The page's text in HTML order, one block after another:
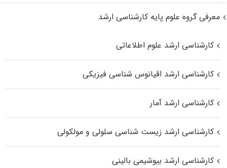
معرفی گروه علوم پایه کارشناسی ارشد
کارشناسی ارشد علوم اطلاعاتی
کارشناسی ارشد اقیانوس‌ شناسی فیزیکی
کارشناسی ارشد آمار
کارشناسی ارشد زیست شناسی سلولی و مولکولی
کارشناسی ارشد بیوشیمی بالینی